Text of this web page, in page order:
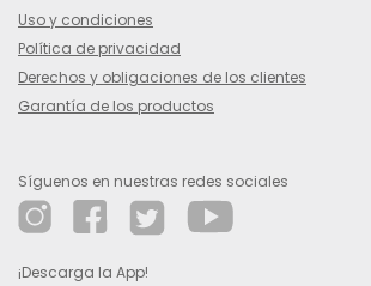
Uso y condiciones
Política de privacidad
Derechos y obligaciones de los clientes
Garantía de los productos
Síguenos en nuestras redes sociales
¡Descarga la App!